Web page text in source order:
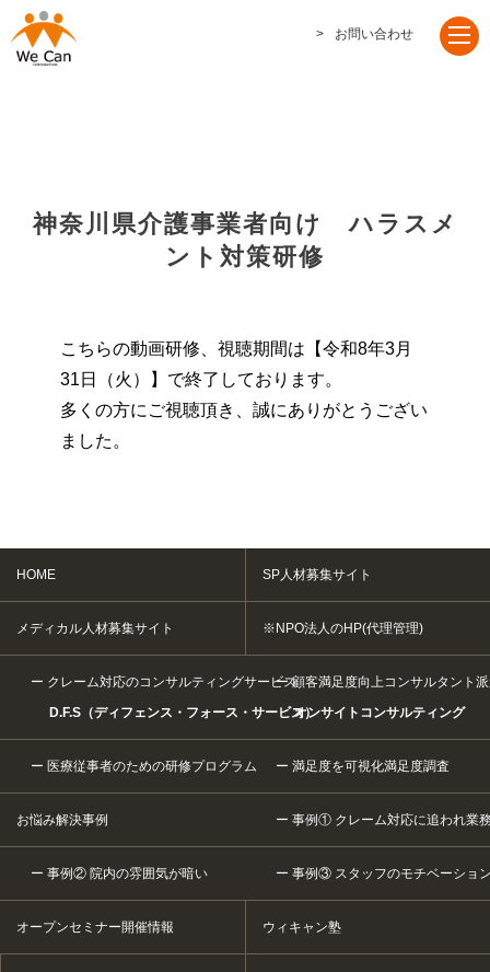
お問い合わせ
神奈川県介護事業者向け ハラスメ
ント対策研修
こちらの動画研修、視聴期間は【令和8年3月
31日（火）】で終了しております。
多くの方にご視聴頂き、誠にありがとうござい
ました。
HOME SP人材募集サイト
メディカル人材募集サイト ※NPO法人のHP(代理管理)
クレーム対応のコンサルティングサービス
D.F.S（ディフェンス・フォース・サービス）
顧客満足度向上コンサルタント
オンサイトコンサルティング
医療従事者のための研修プログラム 満足度を可視化満足度調査
お悩み解決事例 事例① クレーム対応に追われ業
事例② 院内の雰囲気が暗い 事例③ スタッフのモチベーショ
オープンセミナー開催情報 ウィキャン塾